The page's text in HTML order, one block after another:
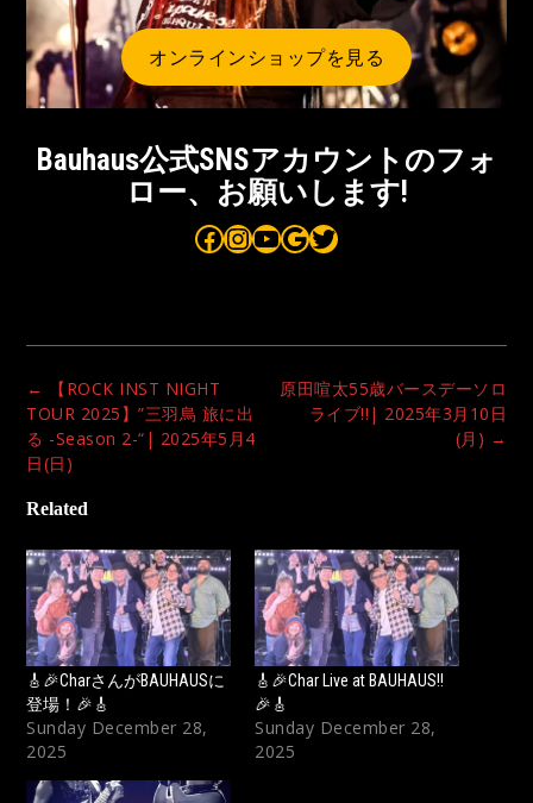
オンラインショップを見る
Bauhaus公式SNSアカウントのフォ
ロー、お願いします!
Bauhaus on Facebook
Bauhaus on Instagram
Bauhaus on YouTube
Bauhaus on Google MapsBauhaus on Twitter
Post
navigation
原田喧太55歳バースデーソロ
ライブ!!| 2025年3月10日
(月) →
←
【ROCK INST NIGHT
TOUR 2025】”三羽烏 旅に出
る -Season 2-“| 2025年5月4
日(日)
Related
🎸🎉CharさんがBAUHAUSに
登場！🎉🎸
Sunday December 28,
2025
🎸🎉Char Live at BAUHAUS!!
🎉🎸
Sunday December 28,
2025